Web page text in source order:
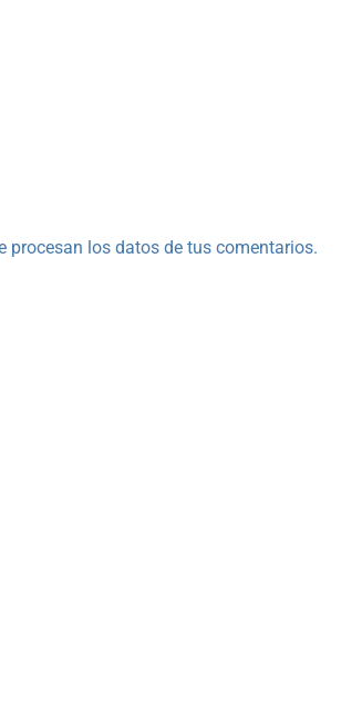
procesan los datos de tus comentarios.